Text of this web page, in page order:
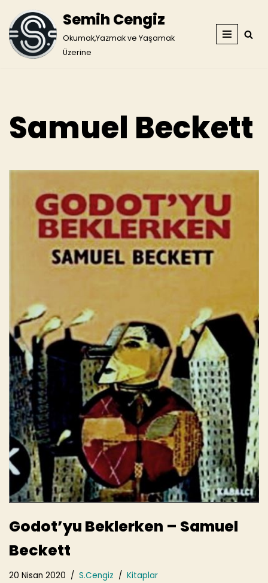
İçeriğe
geç
Semih Cengiz
Okumak,Yazmak ve Yaşamak
Üzerine
Samuel Beckett
Godot’yu Beklerken – Samuel
Beckett
20 Nisan 2020 S.Cengiz Kitaplar